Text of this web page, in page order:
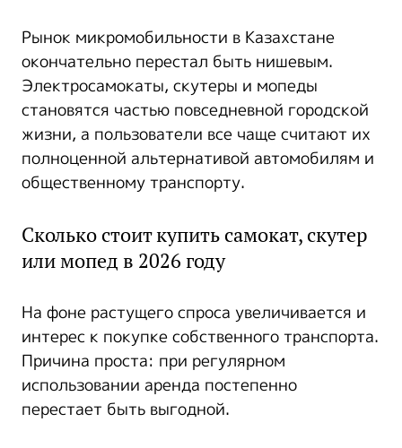
Рынок микромобильности в Казахстане
окончательно перестал быть нишевым.
Электросамокаты, скутеры и мопеды
становятся частью повседневной городской
жизни, а пользователи все чаще считают их
полноценной альтернативой автомобилям и
общественному транспорту.
Сколько стоит купить самокат, скутер
или мопед в 2026 году
На фоне растущего спроса увеличивается и
интерес к покупке собственного транспорта.
Причина проста: при регулярном
использовании аренда постепенно
перестает быть выгодной.